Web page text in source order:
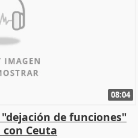
08:04
de funciones"
Ceuta